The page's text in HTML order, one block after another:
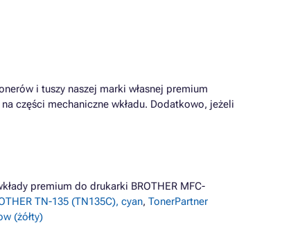
i tuszy naszej marki własnej premium
na części mechaniczne wkładu. Dodatkowo, jeżeli
premium do drukarki BROTHER MFC-
TN-135 (TN135C), cyan, TonerPartner
(żółty)